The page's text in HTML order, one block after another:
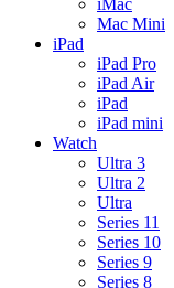
iMac
Mac Mini
iPad
iPad Pro
iPad Air
iPad
iPad mini
Watch
Ultra 3
Ultra 2
Ultra
Series 11
Series 10
Series 9
Series 8